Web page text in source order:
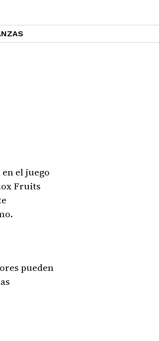
el juego
Fruits
pueden